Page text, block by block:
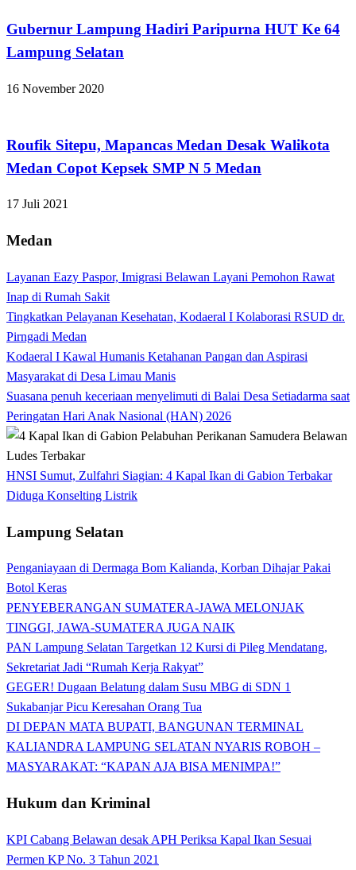
Gubernur Lampung Hadiri Paripurna HUT Ke 64
Lampung Selatan
16 November 2020
Roufik Sitepu, Mapancas Medan Desak Walikota
Medan Copot Kepsek SMP N 5 Medan
17 Juli 2021
Medan
Layanan Eazy Paspor, Imigrasi Belawan Layani Pemohon Rawat
Inap di Rumah Sakit
Tingkatkan Pelayanan Kesehatan, Kodaeral I Kolaborasi RSUD dr.
Pirngadi Medan‎
Kodaeral I Kawal Humanis Ketahanan Pangan dan Aspirasi
Masyarakat di Desa Limau Manis
Suasana penuh keceriaan menyelimuti di Balai Desa Setiadarma saat
Peringatan Hari Anak Nasional (HAN) 2026
HNSI Sumut, Zulfahri Siagian: 4 Kapal Ikan di Gabion Terbakar
Diduga Konselting Listrik
Lampung Selatan
Penganiayaan di Dermaga Bom Kalianda, Korban Dihajar Pakai
Botol Keras
PENYEBERANGAN SUMATERA-JAWA MELONJAK
TINGGI, JAWA-SUMATERA JUGA NAIK
PAN Lampung Selatan Targetkan 12 Kursi di Pileg Mendatang,
Sekretariat Jadi “Rumah Kerja Rakyat”
GEGER! Dugaan Belatung dalam Susu MBG di SDN 1
Sukabanjar Picu Keresahan Orang Tua
DI DEPAN MATA BUPATI, BANGUNAN TERMINAL
KALIANDRA LAMPUNG SELATAN NYARIS ROBOH –
MASYARAKAT: “KAPAN AJA BISA MENIMPA!”
Hukum dan Kriminal
KPI Cabang Belawan desak APH Periksa Kapal Ikan Sesuai
Permen KP No. 3 Tahun 2021